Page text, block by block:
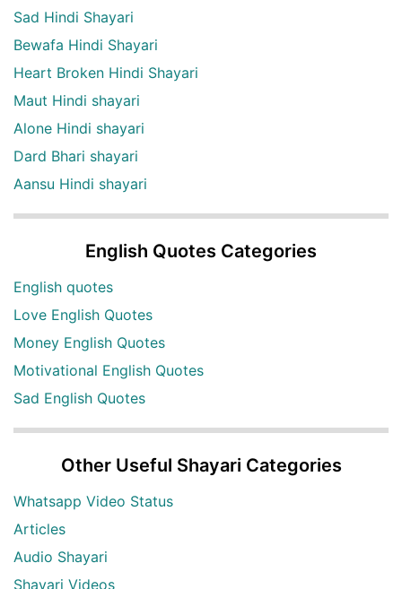
Sad Hindi Shayari
Bewafa Hindi Shayari
Heart Broken Hindi Shayari
Maut Hindi shayari
Alone Hindi shayari
Dard Bhari shayari
Aansu Hindi shayari
English Quotes Categories
English quotes
Love English Quotes
Money English Quotes
Motivational English Quotes
Sad English Quotes
Other Useful Shayari Categories
Whatsapp Video Status
Articles
Audio Shayari
Shayari Videos